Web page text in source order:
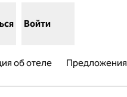
Войти
об отеле Предложения